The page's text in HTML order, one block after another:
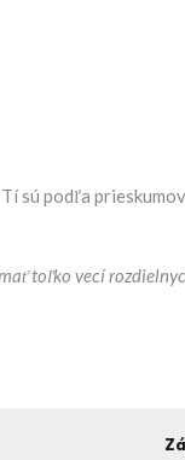
sú podľa
toľko vecí